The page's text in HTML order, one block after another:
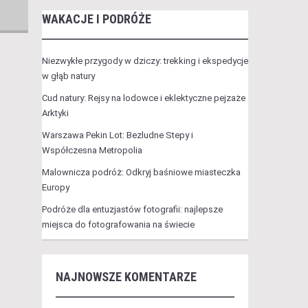
WAKACJE I PODRÓŻE
Niezwykłe przygody w dziczy: trekking i ekspedycje
w głąb natury
Cud natury: Rejsy na lodowce i eklektyczne pejzaże
Arktyki
Warszawa Pekin Lot: Bezludne Stepy i
Współczesna Metropolia
Malownicza podróż: Odkryj baśniowe miasteczka
Europy
Podróże dla entuzjastów fotografii: najlepsze
miejsca do fotografowania na świecie
NAJNOWSZE KOMENTARZE